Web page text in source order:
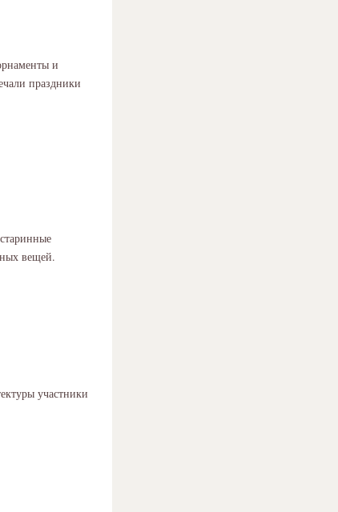
и
праздники
вещей.
участники